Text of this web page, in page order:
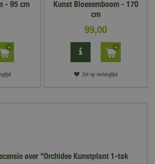
- 95 cm
Kunst Bloesemboom - 170
cm
99,00
Zet op verlanglijst
over "Orchidee Kunstplant 1-tak